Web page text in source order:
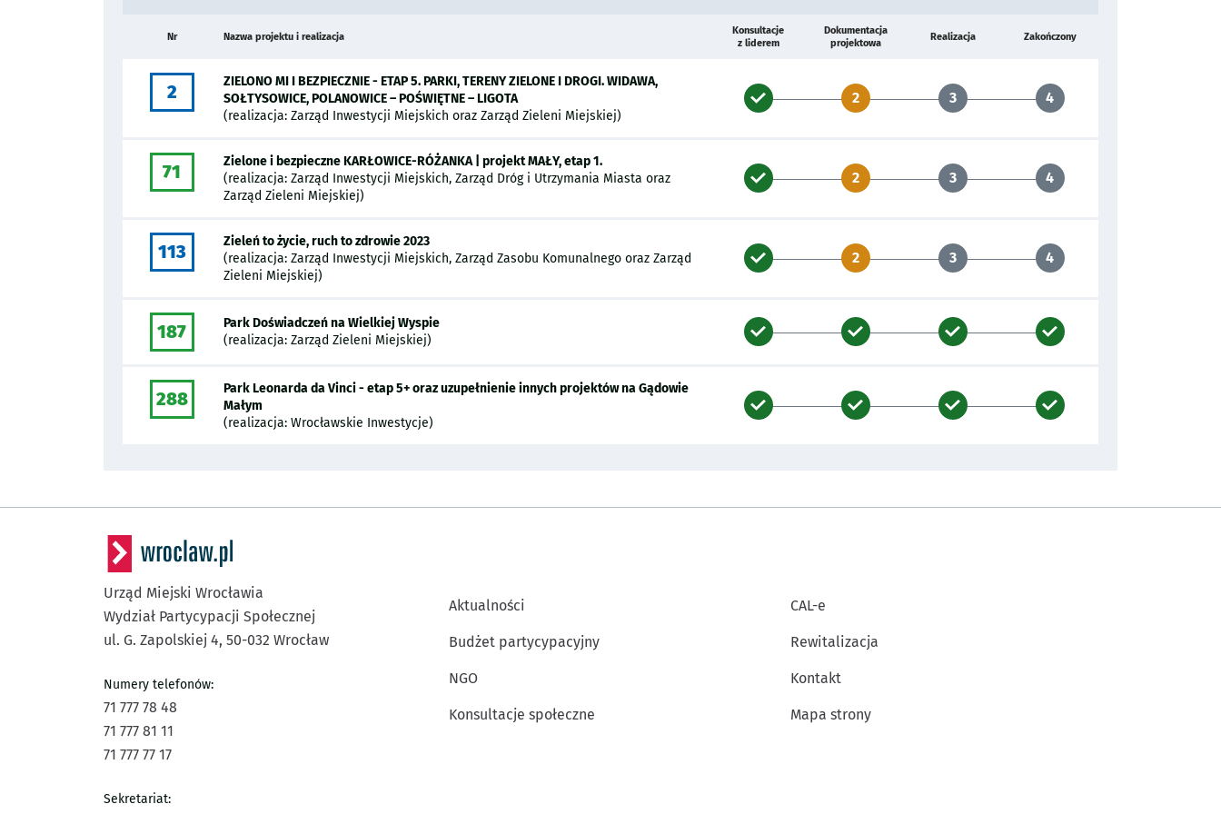
Nr Nazwa projektu i realizacja
Konsultacje
z liderem
Dokumentacja
projektowa
Realizacja Zakończony
2
Nazwa projektu:
ZIELONO MI I BEZPIECZNIE - ETAP 5. PARKI, TERENY ZIELONE I DROGI. WIDAWA,
SOŁTYSOWICE, POLANOWICE – POŚWIĘTNE – LIGOTA
(realizacja: Zarząd Inwestycji Miejskich oraz Zarząd Zieleni Miejskiej)
2 3 4
71
Nazwa projektu:
Zielone i bezpieczne KARŁOWICE-RÓŻANKA | projekt MAŁY, etap 1.
(realizacja: Zarząd Inwestycji Miejskich, Zarząd Dróg i Utrzymania Miasta oraz
Zarząd Zieleni Miejskiej)
2 3 4
113
Nazwa projektu:
Zieleń to życie, ruch to zdrowie 2023
(realizacja: Zarząd Inwestycji Miejskich, Zarząd Zasobu Komunalnego oraz Zarząd
Zieleni Miejskiej)
2 3 4
187 Nazwa projektu:
Park Doświadczeń na Wielkiej Wyspie
(realizacja: Zarząd Zieleni Miejskiej)
288
Nazwa projektu:
Park Leonarda da Vinci - etap 5+ oraz uzupełnienie innych projektów na Gądowie
Małym
(realizacja: Wrocławskie Inwestycje)
Urząd Miejski Wrocławia
Wydział Partycypacji Społecznej
ul. G. Zapolskiej 4, 50-032 Wrocław
Numery telefonów:
71 777 78 48
71 777 81 11
71 777 77 17
Sekretariat:
Aktualności
Budżet partycypacyjny
NGO
Konsultacje społeczne
CAL-e
Rewitalizacja
Kontakt
Mapa strony